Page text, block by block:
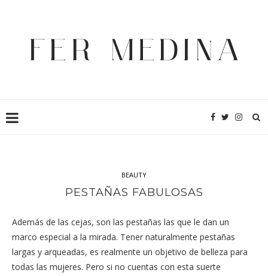
BEAUTY
PESTAÑAS FABULOSAS
Además de las cejas, son las pestañas las que le dan un
marco especial a la mirada. Tener naturalmente pestañas
largas y arqueadas, es realmente un objetivo de belleza para
todas las mujeres. Pero si no cuentas con esta suerte